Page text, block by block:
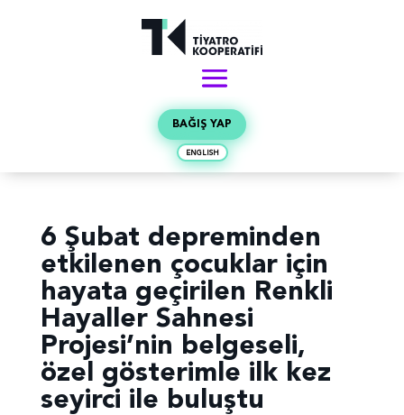
BAĞIŞ YAP
ENGLISH
6 Şubat depreminden
etkilenen çocuklar için
hayata geçirilen Renkli
Hayaller Sahnesi
Projesi’nin belgeseli,
özel gösterimle ilk kez
seyirci ile buluştu